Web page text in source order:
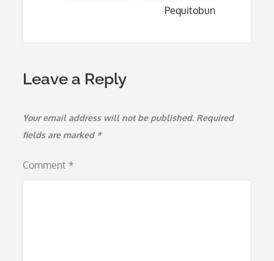
Pequitobun
Leave a Reply
Your email address will not be published. Required
fields are marked *
Comment *